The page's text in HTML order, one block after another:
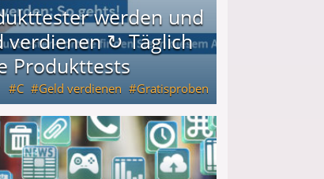
werden und
verdienen ↻ Täglich
Produkttests
C Geld verdienen Gratisproben
neue Produkttests